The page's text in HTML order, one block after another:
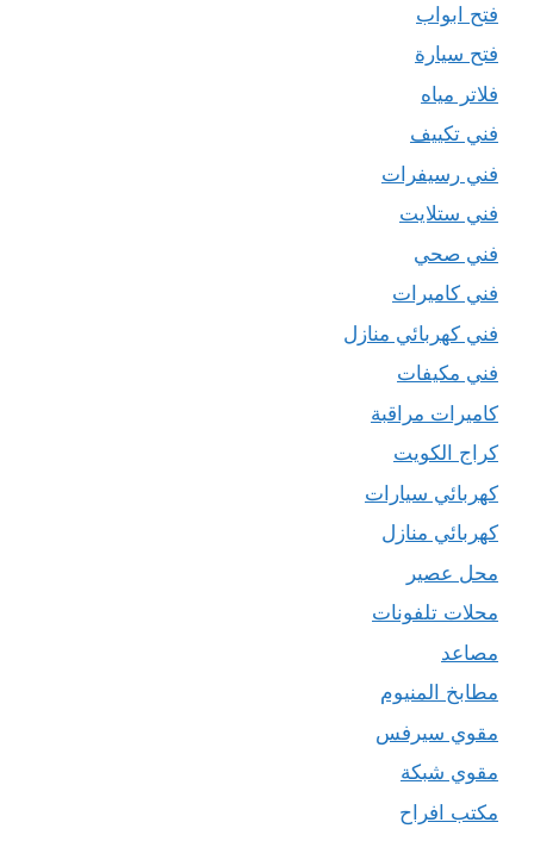
فتح ابواب
فتح سيارة
فلاتر مياه
فني تكييف
فني رسيفرات
فني ستلايت
فني صحي
فني كاميرات
فني كهربائي منازل
فني مكيفات
كاميرات مراقبة
كراج الكويت
كهربائي سيارات
كهربائي منازل
محل عصير
محلات تلفونات
مصاعد
مطابخ المنيوم
مقوي سيرفس
مقوي شبكة
مكتب افراح